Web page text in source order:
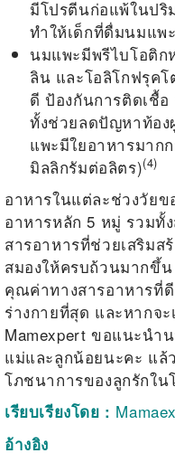
มีโปรตีนก่อแพ้ในป
ทำให้เด็กที่ดื่มนมแพ
นมแพะมีพรีไบโอติ
ลิน และโอลิโกฟรุคโ
ดี ป้องกันการติดเชื้อ
ทั้งช่วยลดปัญหาท้อง
แพะมีใยอาหารมาก
มิลลิกรัมต่อลิตร)(4)
อาหารในแต่ละช่วงวัย
อาหารหลัก 5 หมู่ รวมทั้
สารอาหารที่ช่วยเสริมส
สมองให้ครบถ้วนมากขึ้
คุณค่าทางสารอาหารที่
ร่างกายที่สุด และหากจ
Mamexpert ขอแนะนำ
แม่และลูกน้อยนะคะ แล้
โภชนาการของลูกรักใน
เรียบเรียงโดย :
อ้างอิง